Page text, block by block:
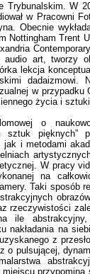
Trybunalskim. W
w Pracowni
Obecnie
Nottingham Trent
audio art, tworzy
lekcja
dadaizmowi.
w
życia i
o
sztuk pięknych”
jak i metodami
W pracy
na
Taki sposób
rzeczywistości
ile
nakładania na
z
o pulsującej,